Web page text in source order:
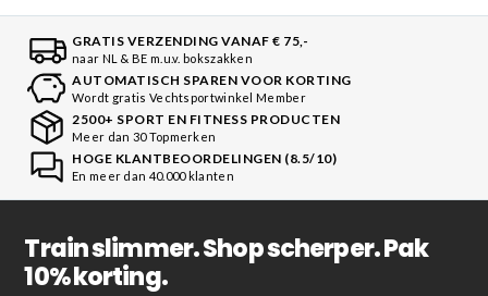
GRATIS VERZENDING VANAF € 75,-
naar NL & BE m.u.v. bokszakken
AUTOMATISCH SPAREN VOOR KORTING
Wordt gratis Vechtsportwinkel Member
2500+ SPORT EN FITNESS PRODUCTEN
Meer dan 30 Topmerken
HOGE KLANTBEOORDELINGEN (8.5/10)
En meer dan 40.000 klanten
Train slimmer. Shop scherper. Pak
10% korting.